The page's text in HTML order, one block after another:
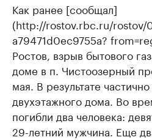
Как ранее [сообщал]
(http://rostov.rbc.ru/rostov/
a79471d0ec9755a?
Ростов, взрыв бытового
доме в п. Чистоозерный
мая. В результате
двухэтажного дома. Во
погибли два человека:
29-летний мужчина. Еще